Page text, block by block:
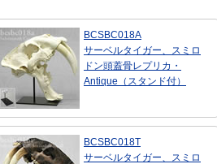
BCSBC018A
サーベルタイガー、スミロ
ドン頭蓋骨レプリカ・
Antique（スタンド付）
BCSBC018T
サーベルタイガー、スミロ